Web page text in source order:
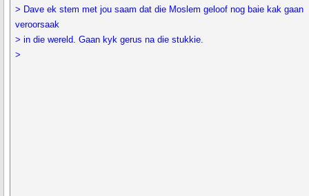
> Dave ek stem met jou saam dat die Moslem geloof nog baie kak gaan
veroorsaak
> in die wereld. Gaan kyk gerus na die stukkie.
>